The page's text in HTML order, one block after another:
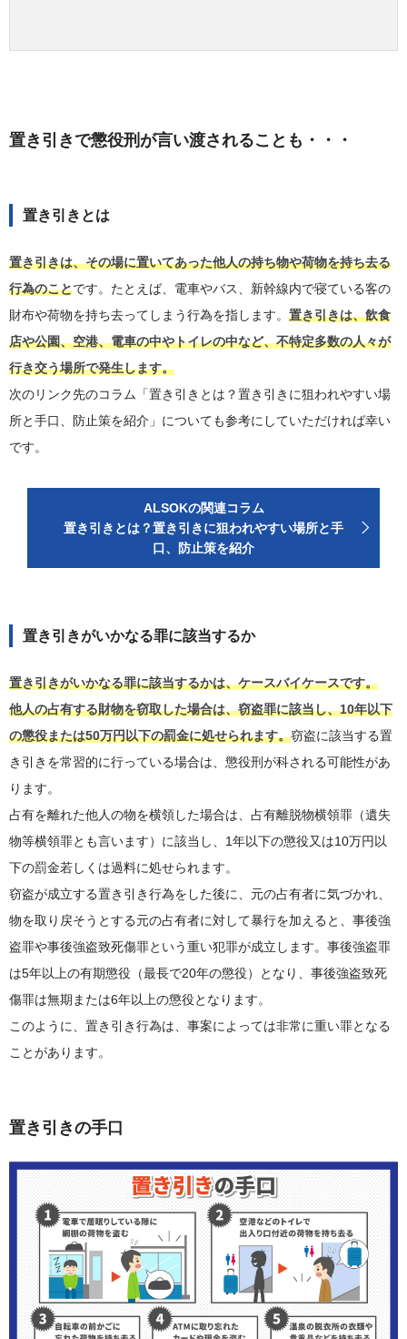
置き引きで懲役刑が言い渡されることも・・・
置き引きとは
置き引きは、その場に置いてあった他人の持ち物や荷物を持ち去る
行為のことです。たとえば、電車やバス、新幹線内で寝ている客の
財布や荷物を持ち去ってしまう行為を指します。 置き引きは、飲食
店や公園、空港、電車の中やトイレの中など、不特定多数の人々が
行き交う場所で発生します。
次のリンク先のコラム「置き引きとは？置き引きに狙われやすい場
所と手口、防止策を紹介」についても参考にしていただければ幸い
です。
ALSOKの関連コラム
置き引きとは？置き引きに狙われやすい場所と手
口、防止策を紹介
置き引きがいかなる罪に該当するか
置き引きがいかなる罪に該当するかは、ケースバイケースです。
他人の占有する財物を窃取した場合は、窃盗罪に該当し、10年以下
の懲役または50万円以下の罰金に処せられます。窃盗に該当する置
き引きを常習的に行っている場合は、懲役刑が科される可能性があ
ります。
占有を離れた他人の物を横領した場合は、占有離脱物横領罪（遺失
物等横領罪とも言います）に該当し、1年以下の懲役又は10万円以
下の罰金若しくは過料に処せられます。
窃盗が成立する置き引き行為をした後に、元の占有者に気づかれ、
物を取り戻そうとする元の占有者に対して暴行を加えると、事後強
盗罪や事後強盗致死傷罪という重い犯罪が成立します。事後強盗罪
は5年以上の有期懲役（最長で20年の懲役）となり、事後強盗致死
傷罪は無期または6年以上の懲役となります。
このように、置き引き行為は、事案によっては非常に重い罪となる
ことがあります。
置き引きの手口